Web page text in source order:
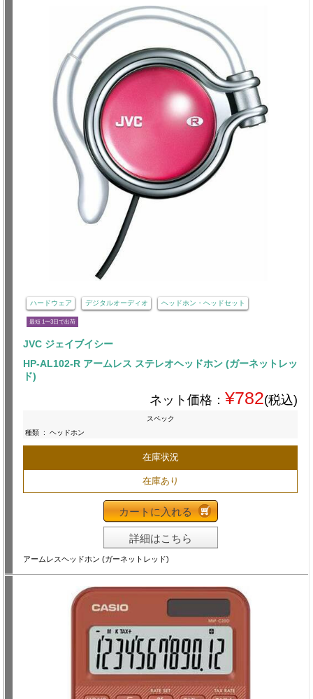
ハードウェア デジタルオーディオ ヘッドホン・ヘッドセット
最短 1〜3日で出荷
JVC ジェイブイシー
HP-AL102-R アームレス ステレオヘッドホン (ガーネットレッ
ド)
ネット価格： ¥782(税込)
スペック
種類 : ヘッドホン
在庫状況
在庫あり
カートに入れる
詳細はこちら
アームレスヘッドホン (ガーネットレッド)